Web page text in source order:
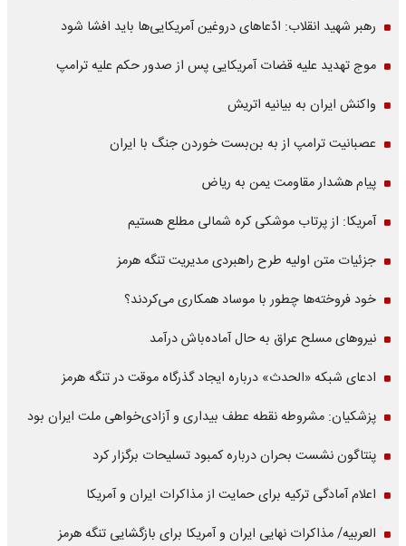
رهبر شهید انقلاب: ادّعاهای دروغین آمریکایی‌ها باید افشا شود
موج تهدید علیه قضات آمریکایی پس از صدور حکم علیه ترامپ
واکنش ایران به بیانیه اتریش
عصبانیت ترامپ از به بن‌بست خوردن جنگ با ایران
پیام هشدار مقاومت یمن به ریاض
آمریکا: از پرتاب موشکی کره شمالی مطلع هستیم
جزئیات متن اولیه طرح راهبردی مدیریت تنگه هرمز
خود فروخته‌ها چطور با موساد همکاری می‌کردند؟
نیروهای مسلح عراق به حال آماده‌باش درآمد
ادعای شبکه «الحدث» درباره ایجاد گذرگاه موقت در تنگه هرمز
پزشکیان: مشروطه نقطه عطف بیداری و آزادی‌خواهی ملت ایران بود
پنتاگون نشست بحران درباره کمبود تسلیحات برگزار کرد
اعلام آمادگی ترکیه برای حمایت از مذاکرات ایران و آمریکا
العربیه/ مذاکرات نهایی ایران و آمریکا برای بازگشایی تنگه هرمز